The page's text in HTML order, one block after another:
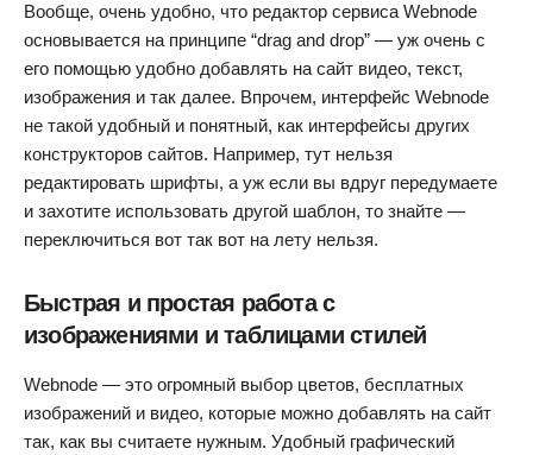
Вообще, очень удобно, что редактор сервиса Webnode
основывается на принципе “drag and drop” — уж очень с
его помощью удобно добавлять на сайт видео, текст,
изображения и так далее. Впрочем, интерфейс Webnode
не такой удобный и понятный, как интерфейсы других
конструкторов сайтов. Например, тут нельзя
редактировать шрифты, а уж если вы вдруг передумаете
и захотите использовать другой шаблон, то знайте —
переключиться вот так вот на лету нельзя.
Быстрая и простая работа с
изображениями и таблицами стилей
Webnode — это огромный выбор цветов, бесплатных
изображений и видео, которые можно добавлять на сайт
так, как вы считаете нужным. Удобный графический